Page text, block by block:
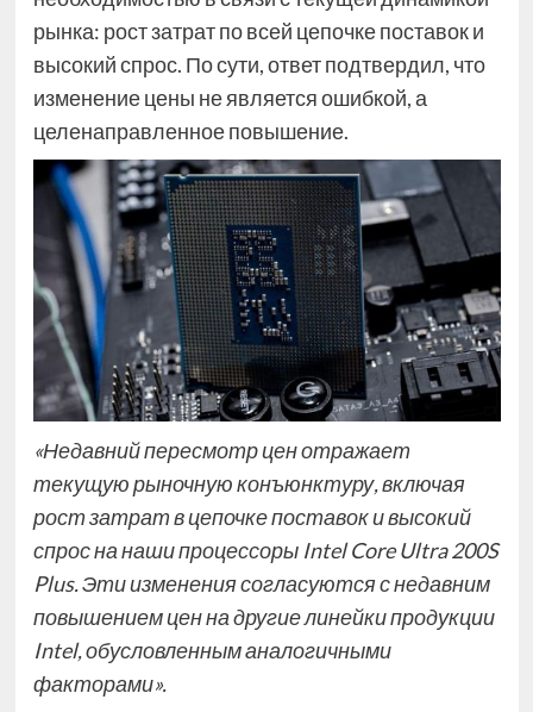
рынка: рост затрат по всей цепочке поставок и
высокий спрос. По сути, ответ подтвердил, что
изменение цены не является ошибкой, а
целенаправленное повышение.
«Недавний пересмотр цен отражает
текущую рыночную конъюнктуру, включая
рост затрат в цепочке поставок и высокий
спрос на наши процессоры Intel Core Ultra 200S
Plus. Эти изменения согласуются с недавним
повышением цен на другие линейки продукции
Intel, обусловленным аналогичными
факторами».